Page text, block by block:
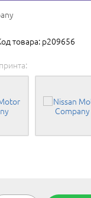
товара: p209656